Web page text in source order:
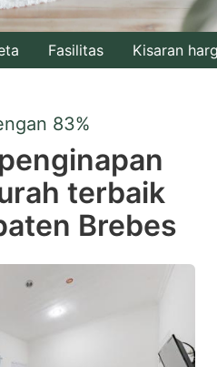
with
the
select
a
date.
Press
question
mark
key
Fasilitas Kisaran
83%
terbaik
Brebes